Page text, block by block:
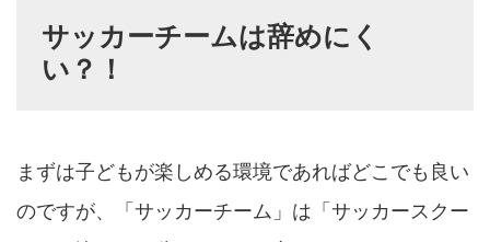
サッカーチームは辞めにく
い？！
まずは子どもが楽しめる環境であればどこでも良い
のですが、「サッカーチーム」は「サッカースクー